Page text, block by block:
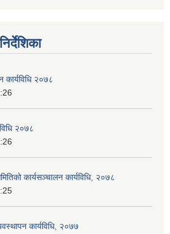
२०७८
२०७८
कार्यसञ्चालन कार्यविधि, २०७८
कार्यविधि, २०७७